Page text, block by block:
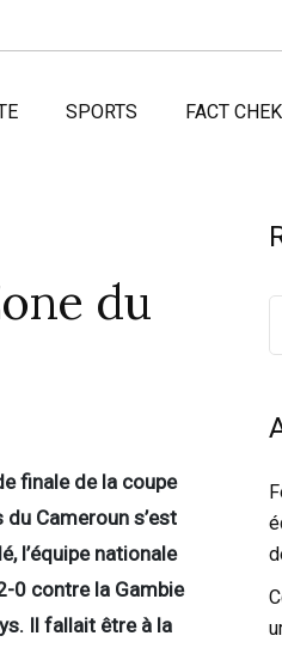
SPORTS FACT
du
finale de la coupe
Cameroun s’est
l’équipe nationale
0 contre la Gambie
Il fallait être à la